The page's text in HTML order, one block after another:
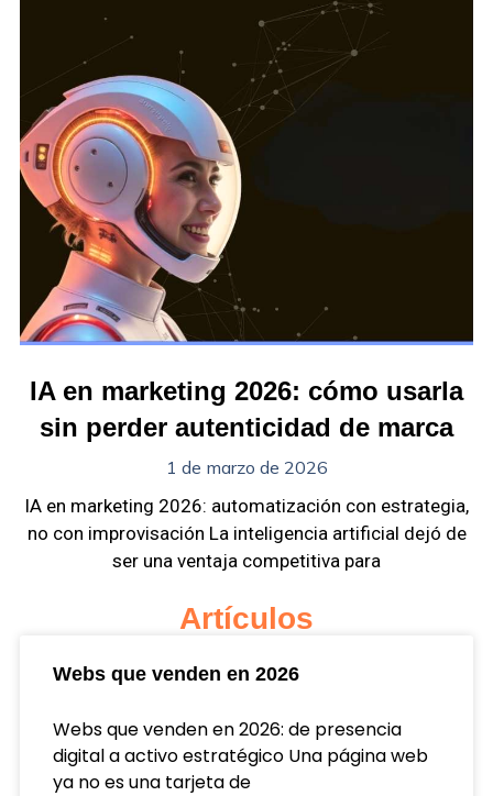
Artículos
Webs que venden en 2026
Webs que venden en 2026: de presencia
digital a activo estratégico Una página web
ya no es una tarjeta de
IA en marketing 2026: cómo usarla
sin perder autenticidad de marca
1 de marzo de 2026
IA en marketing 2026: automatización con estrategia,
no con improvisación La inteligencia artificial dejó de
ser una ventaja competitiva para